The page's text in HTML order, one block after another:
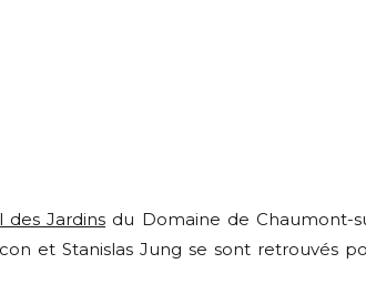
des Jardins du Domaine de Chaumont-
et Stanislas Jung se sont retrouvés